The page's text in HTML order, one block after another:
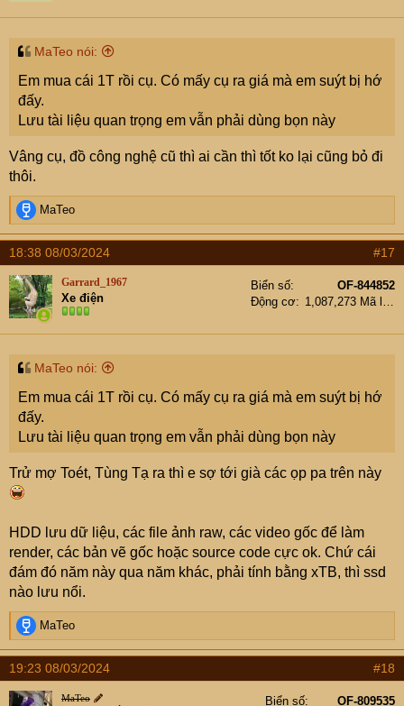
MaTeo nói:
Em mua cái 1T rồi cụ. Có mấy cụ ra giá mà em suýt bị hớ
đấy.
Lưu tài liệu quan trọng em vẫn phải dùng bọn này
Vâng cụ, đồ công nghệ cũ thì ai cần thì tốt ko lại cũng bỏ đi
thôi.
R
e
a
c
t
i
o
n
s
MaTeo
18:38 08/03/2024 #17
Garrard_1967
Xe điện
Biển số
OF-844852
Động cơ
1,087,273 Mã lực
MaTeo nói:
Em mua cái 1T rồi cụ. Có mấy cụ ra giá mà em suýt bị hớ
đấy.
Lưu tài liệu quan trọng em vẫn phải dùng bọn này
Trử mợ Toét, Tùng Tạ ra thì e sợ tới già các ọp pa trên này
HDD lưu dữ liệu, các file ảnh raw, các video gốc để làm
render, các bản vẽ gốc hoặc source code cực ok. Chứ cái
đám đó năm này qua năm khác, phải tính bằng xTB, thì ssd
nào lưu nổi.
R
e
a
c
t
MaTeo
19:23 08/03/2024 #18
MaTeo Biển số
OF-809535